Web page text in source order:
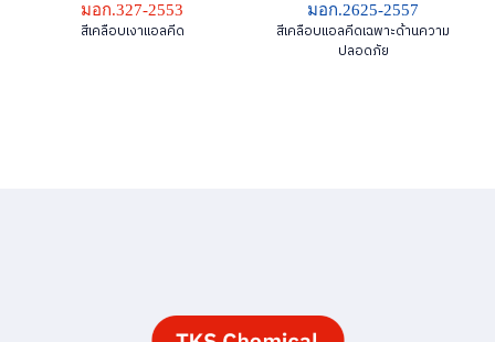
มอก.327-2553
สีเคลือบเงาแอลคีด
มอก.2625-2557
สีเคลือบแอลคีดเฉพาะด้านความ
ปลอดภัย